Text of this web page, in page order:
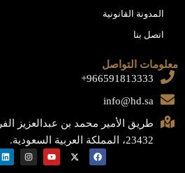
المدونة القانونية
اتصل بنا
معلومات التواصل
966591813333+
info@hd.sa
طريق الأمير محمد بن عبدالعزيز
23432، المملكة العربية السعودية.